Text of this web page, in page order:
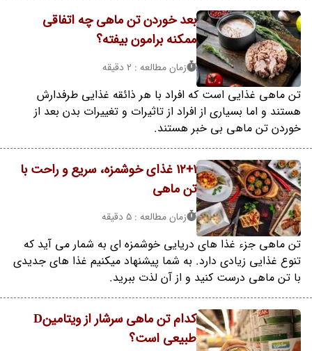
بعد خوردن تن ماهی چه اتفاقی
ممکنه برامون بیفته؟
زمان مطالعه : 2 دقیقه
تن ماهی غذایی است که افراد با هر ذائقه غذایی طرفدارش
هستند و اما بسیاری از افراد از تاثیرات و تغییرات بدن بعد از
خوردن تن ماهی بی خبر هستند.
12+1 غذای خوشمزه، سریع و راحت با
تن ماهی
زمان مطالعه : 5 دقیقه
تن ماهی جزء غذا های دریایی خوشمزه ای به شمار می آید که
تنوع غذایی زیادی دارد. به شما پیشنهاد میکنیم غذا های جدیدی
با تن ماهی درست کنید و از آن لذت ببرید.
کدام تن ماهی سرشار از ویتامینD
طبیعی است؟